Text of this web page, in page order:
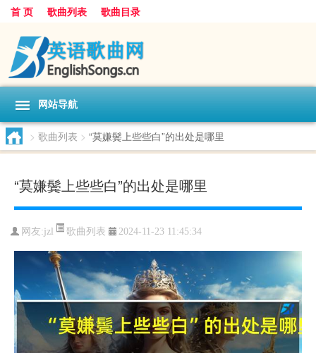
首 页 歌曲列表 歌曲目录
网站导航
> 歌曲列表 > “莫嫌鬓上些些白”的出处是哪里
“莫嫌鬓上些些白”的出处是哪里
网友:jzl 歌曲列表 2024-11-23 11:45:34